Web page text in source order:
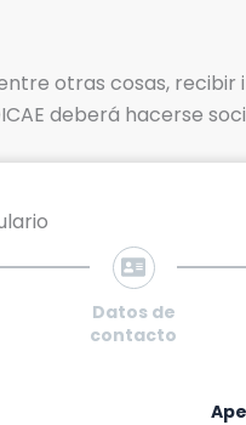
otras cosas, recibir
deberá hacerse
Datos de
contacto